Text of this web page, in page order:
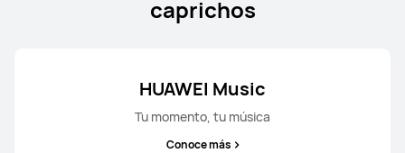
caprichos
HUAWEI Music
Tu momento, tu música
Conoce más